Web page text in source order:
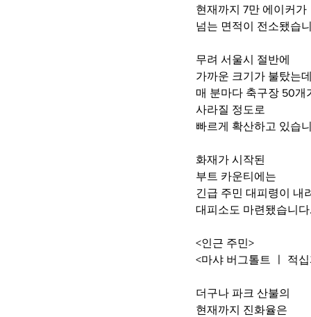
현재까지 7만 에이커가
넘는 면적이 전소됐습
무려 서울시 절반에
가까운 크기가 불탔는데
매 분마다 축구장 50개
사라질 정도로
빠르게 확산하고 있습
화재가 시작된
부트 카운티에는
긴급 주민 대피령이 내
대피소도 마련됐습니다.
<인근 주민>
<마샤 버그톨트 ㅣ 적
더구나 파크 산불의
현재까지 진화율은